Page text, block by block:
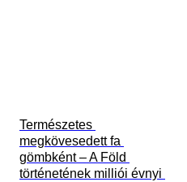
Természetes
megkövesedett fa
gömbként – A Föld
történetének milliói évnyi